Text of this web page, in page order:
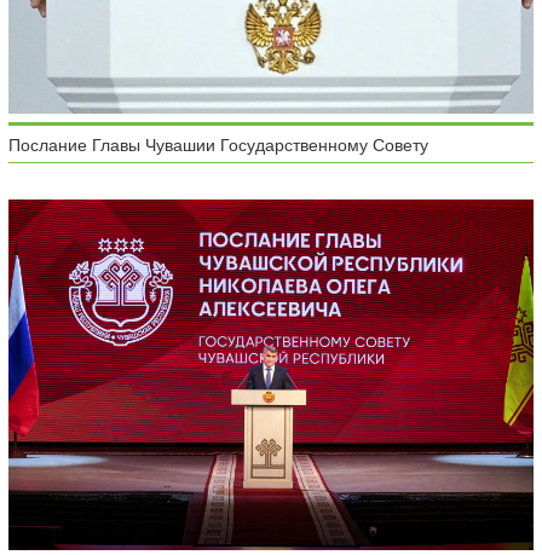
Послание Главы Чувашии Государственному Совету